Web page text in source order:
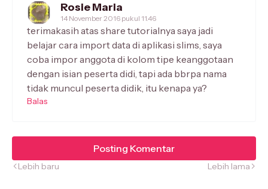
Rosie Maria
14 November 2016 pukul 11.46
terimakasih atas share tutorialnya saya jadi
belajar cara import data di aplikasi slims, saya
coba impor anggota di kolom tipe keanggotaan
dengan isian peserta didi, tapi ada bbrpa nama
tidak muncul peserta didik, itu kenapa ya?
Balas
Posting Komentar
Lebih baru Lebih lama